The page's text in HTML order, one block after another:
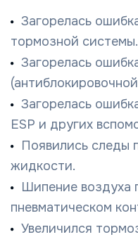
Загорелась
тормозной системы.
Загорелась
Загорелась
ESP и других
Появились следы
жидкости.
Шипение воздуха
пневматическом
Увеличился